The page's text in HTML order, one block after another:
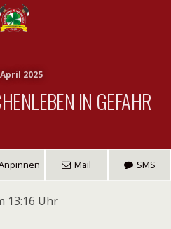
2025
IN GEFAHR
Mail SMS
13:16 Uhr